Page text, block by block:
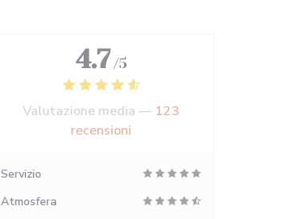
4.7 /5
Valutazione media — 123
recensioni
Servizio
Atmosfera